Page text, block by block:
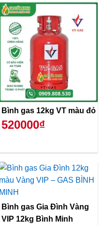
Bình gas 12kg VT màu đỏ
520000₫
Bình gas Gia Đình Vàng
VIP 12kg Bình Minh